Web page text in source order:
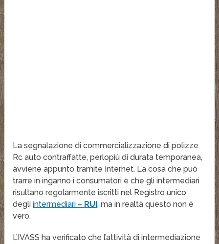
La segnalazione di commercializzazione di polizze
Rc auto contraffatte, perlopiù di durata temporanea,
avviene appunto tramite Internet. La cosa che può
trarre in inganno i consumatori è che gli intermediari
risultano regolarmente iscritti nel Registro unico
degliintermediari – RUI, ma in realtà questo non è
vero.
L’IVASS ha verificato che l’attività di intermediazione